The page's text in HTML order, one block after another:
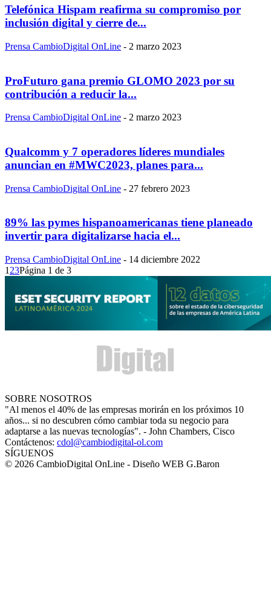
Telefónica Hispam reafirma su compromiso por
inclusión digital y cierre de...
Prensa CambioDigital OnLine - 2 marzo 2023
ProFuturo gana premio GLOMO 2023 por su
contribución a reducir la...
Prensa CambioDigital OnLine - 2 marzo 2023
Qualcomm y 7 operadores líderes mundiales
anuncian en #MWC2023, planes para...
Prensa CambioDigital OnLine - 27 febrero 2023
89% las pymes hispanoamericanas tiene planeado
invertir para digitalizarse hacia el...
Prensa CambioDigital OnLine - 14 diciembre 2022
1 23Página 1 de 3
SOBRE NOSOTROS
"Al menos el 40% de las empresas morirán en los próximos 10
años... si no descubren cómo cambiar toda su negocio para
adaptarse a las nuevas tecnologías". - John Chambers, Cisco
Contáctenos: cdol@cambiodigital-ol.com
SÍGUENOS
© 2026 CambioDigital OnLine - Diseño WEB G.Baron